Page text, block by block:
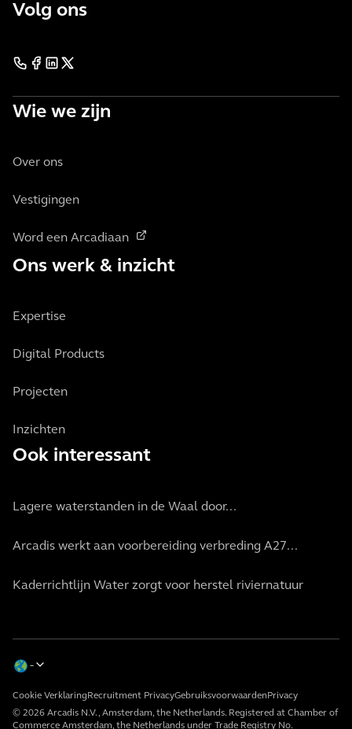
Volg ons
Wie we zijn
Over ons
Vestigingen
Word een Arcadiaan
Ons werk & inzicht
Expertise
Digital Products
Projecten
Inzichten
Ook interessant
Lagere waterstanden in de Waal door...
Arcadis werkt aan voorbereiding verbreding A27...
Kaderrichtlijn Water zorgt voor herstel riviernatuur
© 2026 Arcadis N.V., Amsterdam, the Netherlands. Registered at Chamber of
Commerce Amsterdam, the Netherlands under Trade Registry No.
Cookie Verklaring Recruitment PrivacyGebruiksvoorwaardenPrivacy